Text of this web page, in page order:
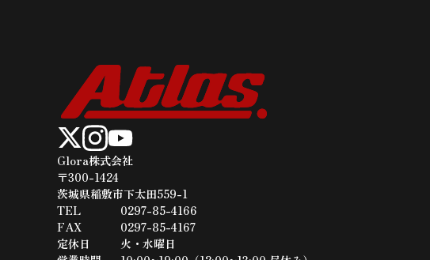
Glora株式会社
〒300-1424
茨城県稲敷市下太田559-1
TEL​​​​​​​
0297-85-4166
FAX
0297-85-4167
定休日
火・水曜日